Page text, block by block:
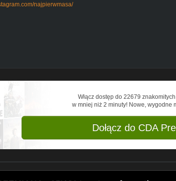
najpierwmasa/
Włącz dostęp do 22679
w mniej niż 2 minuty! Nowe, wygodne
Dołącz do CDA